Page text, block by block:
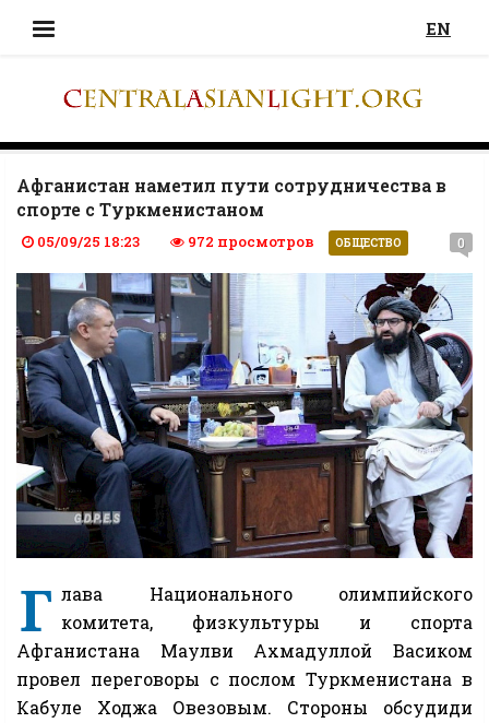
EN
Афганистан наметил пути сотрудничества в
спорте с Туркменистаном
05/09/25 18:23 972 просмотров ОБЩЕСТВО 0
Г лава Национального олимпийского
комитета, физкультуры и спорта
Афганистана Маулви Ахмадуллой Васиком
провел переговоры с послом Туркменистана в
Кабуле Ходжа Овезовым. Стороны обсудиди